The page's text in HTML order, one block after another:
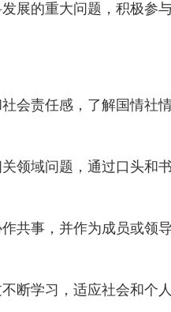
展的重大问题，积极参
会责任感，了解国情社
领域问题，通过口头和
共事，并作为成员或领
断学习，适应社会和个人